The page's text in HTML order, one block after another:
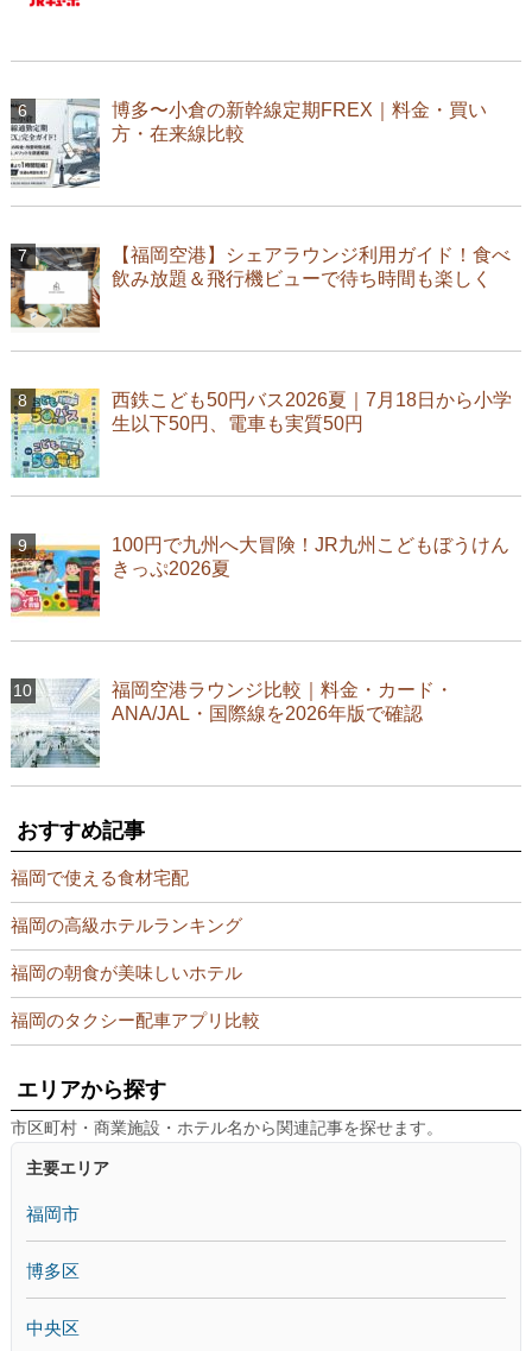
博多〜小倉の新幹線定期FREX｜料金・買い
方・在来線比較
【福岡空港】シェアラウンジ利用ガイド！食べ
飲み放題＆飛行機ビューで待ち時間も楽しく
西鉄こども50円バス2026夏｜7月18日から小学
生以下50円、電車も実質50円
100円で九州へ大冒険！JR九州こどもぼうけん
きっぷ2026夏
福岡空港ラウンジ比較｜料金・カード・
ANA/JAL・国際線を2026年版で確認
おすすめ記事
福岡で使える食材宅配
福岡の高級ホテルランキング
福岡の朝食が美味しいホテル
福岡のタクシー配車アプリ比較
エリアから探す
市区町村・商業施設・ホテル名から関連記事を探せます。
主要エリア
福岡市
博多区
中央区